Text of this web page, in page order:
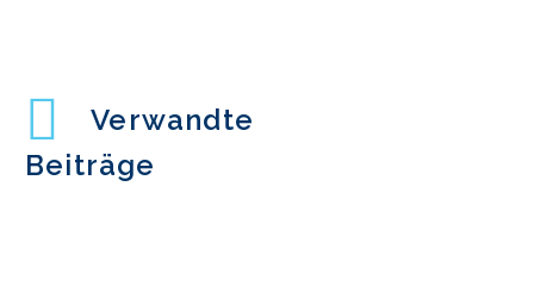
Verwandte
Beiträge